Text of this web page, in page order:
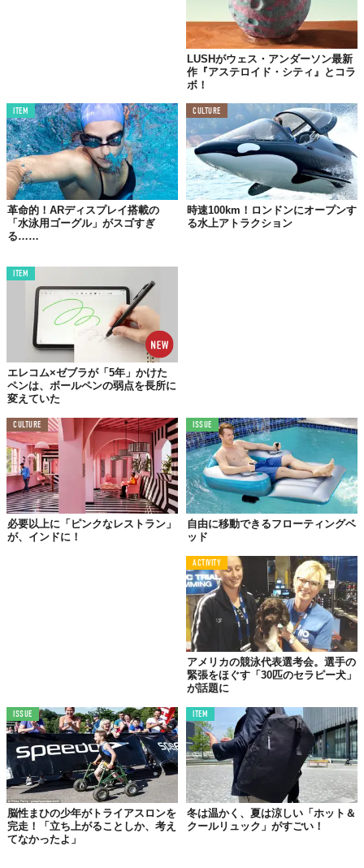
LUSHがウェス・アンダーソン最新
作『アステロイド・シティ』とコラ
ボ！
ITEM
革命的！ARディスプレイ搭載の
「水泳用ゴーグル」がスゴすぎ
る……
CULTURE
時速100km！ロンドンにオープンす
る水上アトラクション
ITEM
エレコム×ゼブラが「5年」かけた
ペンは、ボールペンの弱点を長所に
変えていた
CULTURE
必要以上に「ピンクなレストラン」
が、インドに！
ISSUE
自由に移動できるフローティングベ
ッド
ACTIVITY
アメリカの競泳代表選考会。選手の
緊張をほぐす「30匹のセラピー犬」
が話題に
ISSUE
脳性まひの少年がトライアスロンを
完走！「立ち上がることしか、考え
てなかったよ」
ITEM
冬は温かく、夏は涼しい「ホット＆
クールリュック」がすごい！